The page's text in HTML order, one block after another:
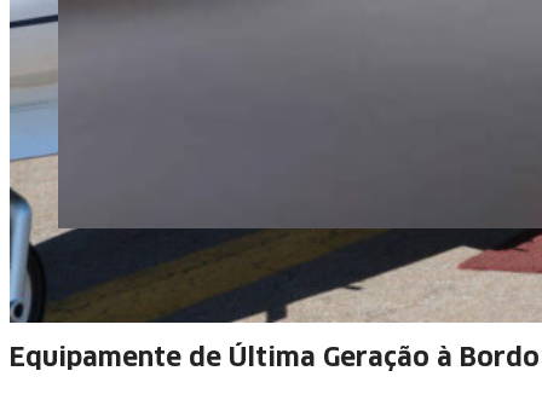
Equipamente de Última Geração à Bordo